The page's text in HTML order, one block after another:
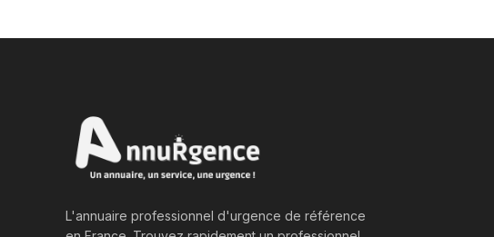
L'annuaire professionnel d'urgence de référence